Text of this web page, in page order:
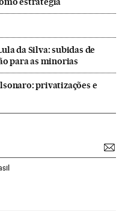
da Silva: subidas de
para as minorias
privatizações e